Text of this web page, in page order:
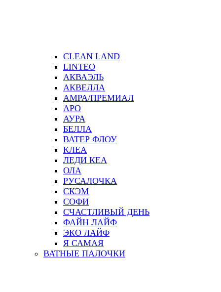
CLEAN LAND
LINTEO
АКВАЭЛЬ
АКВЕЛЛА
АМРА/ПРЕМИАЛ
АРО
АУРА
БЕЛЛА
ВАТЕР ФЛОУ
КЛЕА
ЛЕДИ КЕА
ОЛА
РУСАЛОЧКА
СКЭМ
СОФИ
СЧАСТЛИВЫЙ ДЕНЬ
ФАЙН ЛАЙФ
ЭКО ЛАЙФ
Я САМАЯ
ВАТНЫЕ ПАЛОЧКИ